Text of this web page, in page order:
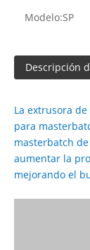
Modelo:SP
Descripción
La extrusora
para
masterbatch
aumentar la
mejorando el